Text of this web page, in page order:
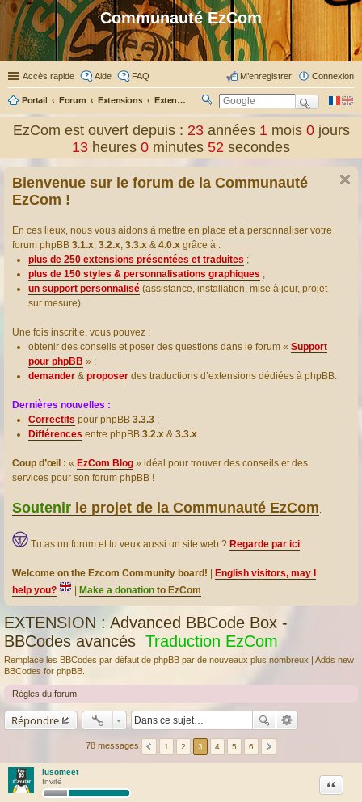
Communauté EzCom
Accès rapide Aide FAQ Connexion
M’enregistrer
Portail Forum Extensions Extensions présentées & traduites
ec
ch
er
EzCom est ouvert depuis : 23 années1 mois0 jours
13 heures 0 minutes 52 secondes
Bienvenue sur le forum de la Communauté
EzCom !
En ces lieux, nous vous aidons à mettre en place et à personnaliser votre
forum phpBB 3.1.x, 3.2.x, 3.3.x & 4.0.x grâce à :
plus de 250 extensions présentées et traduites ;
plus de 150 styles & personnalisations graphiques ;
un support personnalisé (assistance, installation, mise à jour, projet
sur mesure).
Une fois inscrit.e, vous pouvez :
obtenir des conseils et poser des questions dans le forum « Support
pour phpBB » ;
demander & proposer des traductions d’extensions dédiées à phpBB.
Dernières nouvelles :
Correctifs pour phpBB 3.3.3 ;
Différences entre phpBB 3.2.x & 3.3.x.
Coup d’œil : « EzCom Blog » idéal pour trouver des conseils et des
services pour son forum phpBB !
Soutenir le projet de la Communauté EzCom.
Tu as un forum et tu veux aussi un site web ? Regarde par ici.
Welcome on the Ezcom Community board!
English visitors, may I
help you?
Make a donation to EzCom.
EXTENSION : Advanced BBCode Box -
BBCodes avancés Traduction EzCom
Remplace les BBCodes par défaut de phpBB par de nouveaux plus nombreux | Adds new
BBCodes for phpBB.
Règles du forum
Répondre
78 messages 1 2 3 4 5 6
lusomeet
Invité
Citation